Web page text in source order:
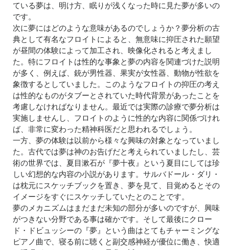
ている夢は、明け方、眠りが浅くなった時に見た夢が多いの
です。
次に夢にはどのような意味があるのでしょうか？夢分析の古
典として有名なフロイトによると、無意味に抑圧された願望
が昼間の体験によって加工され、映像化されると考えまし
た。特にフロイトは性的な事象と夢の内容を関連づけた説明
が多く、例えば、銃が男性器、果実が女性器、動物が性欲を
象徴するとしていました。このようなフロイトの抑圧の考え
は性的なものがタブーとされていた時代背景があったことを
考慮しなければなりません。最近では実際の診療で夢分析は
実施しませんし、フロイトのように性的な内容に関係づけれ
ば、非常に変わった精神科医だと思われるでしょう。
一方、夢の体験は以前から様々な興味の対象となっていまし
た。古代では夢は神のお告げだと考えられていましたし、芸
術の世界では、夏目漱石が『夢十夜』という夏目にしては珍
しい幻想的な内容の小説があります。サルバドール・ダリ・
は枕元にスケッチブックを置き、夢を見て、目覚めるとその
イメージをすぐにスケッチしていたとのことです。
夢のメカニズムはまだまだ未知の部分が多いのですが、興味
がつきない分野である事は確かです。そして最後にクロー
ド・ドビュッシーの『夢』という曲はとてもチャーミングな
ピアノ曲で、寝る前に聴くと副交感神経が優位に働き、快適